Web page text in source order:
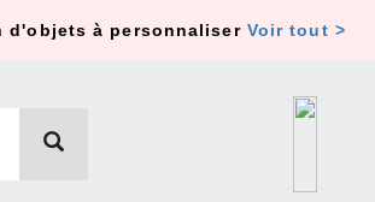
d'objets à personnaliser Voir tout >